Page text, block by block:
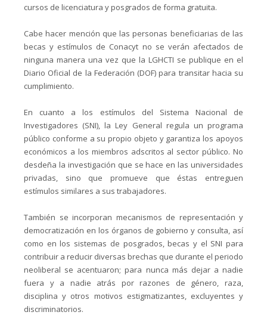
cursos de licenciatura y posgrados de forma gratuita.
Cabe hacer mención que las personas beneficiarias de las
becas y estímulos de Conacyt no se verán afectados de
ninguna manera una vez que la LGHCTI se publique en el
Diario Oficial de la Federación (DOF) para transitar hacia su
cumplimiento.
En cuanto a los estímulos del Sistema Nacional de
Investigadores (SNI), la Ley General regula un programa
público conforme a su propio objeto y garantiza los apoyos
económicos a los miembros adscritos al sector público. No
desdeña la investigación que se hace en las universidades
privadas, sino que promueve que éstas entreguen
estímulos similares a sus trabajadores.
También se incorporan mecanismos de representación y
democratización en los órganos de gobierno y consulta, así
como en los sistemas de posgrados, becas y el SNI para
contribuir a reducir diversas brechas que durante el periodo
neoliberal se acentuaron; para nunca más dejar a nadie
fuera y a nadie atrás por razones de género, raza,
disciplina y otros motivos estigmatizantes, excluyentes y
discriminatorios.